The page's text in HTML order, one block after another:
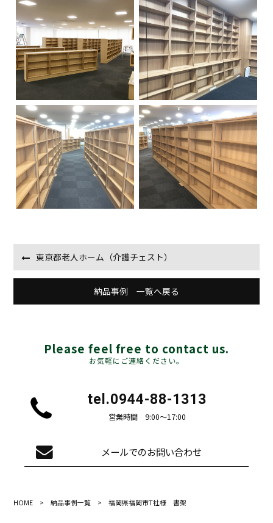
東京都老人ホーム（介護チェスト）
納品事例 一覧へ戻る
Please feel free to contact us.
お気軽にご連絡ください。
tel.0944-88-1313
営業時間 9:00〜17:00
メールでのお問い合わせ
HOME >納品事例一覧 > 福岡県福岡市T社様 書架